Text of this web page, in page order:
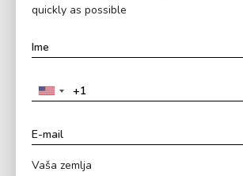
quickly as possible
Vaša zemlja